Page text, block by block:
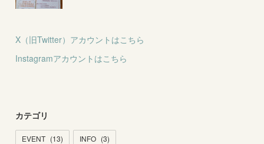
X（旧Twitter）アカウントはこちら
Instagramアカウントはこちら
カテゴリ
EVENT (13) INFO (3)